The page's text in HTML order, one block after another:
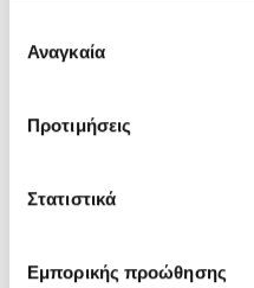
των υπηρεσιών τους.
συγκατάθεσης
Αναγκαία
Προτιμήσεις
Στατιστικά
Εμπορικής προώθησης
WELLNESS - SPORTS